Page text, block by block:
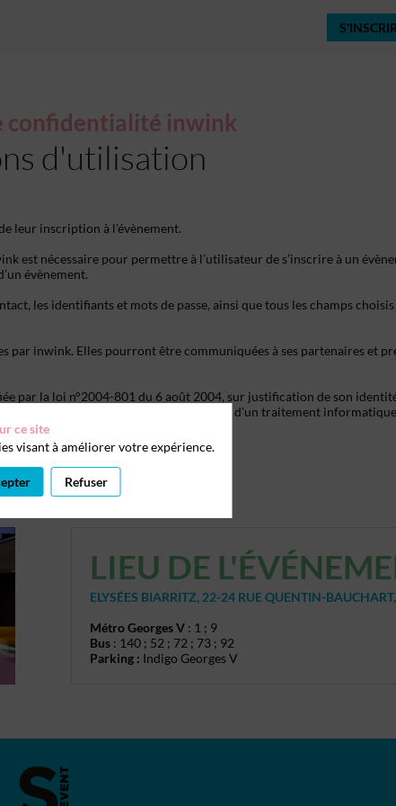
confidentialité inwink
d'utilisation
leur inscription à l’évènement.
nécessaire pour permettre à l’utilisateur de s’inscrire à un
évènement.
les identifiants et mots de passe, ainsi que tous les champs choisis
inwink. Elles pourront être communiquées à ses partenaires et
par la loi n°2004-801 du 6 août 2004, sur justification de son
les données le concernant fassent l'objet d'un traitement informatique
LIEU DE
ELYSÉES BIARRITZ, 22-24 RUE QUENTIN-
Métro Georges V : 1 ; 9
Bus : 140 ; 52 ; 72 ; 73 ; 92
Parking : Indigo Georges V
ce site
visant à améliorer votre expérience.
Refuser